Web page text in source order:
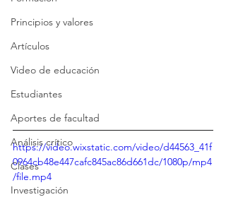
Principios y valores
Artículos
Video de educación
Estudiantes
Aportes de facultad
Análisis crítico
Clases
Investigación
https://video.wixstatic.com/video/d44563_41f
0964cb48e447cafc845ac86d661dc/1080p/mp4
/file.mp4